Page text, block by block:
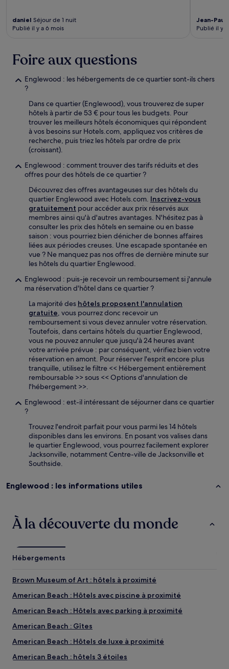
daniel Séjour de 1 nuit
Publié il y a 6 mois
Jean-Paul
Publié il y
Foire aux questions
Englewood : les hébergements de ce quartier sont-ils chers
?
Dans ce quartier (Englewood), vous trouverez de super
hôtels à partir de 53 € pour tous les budgets. Pour
trouver les meilleurs hôtels économiques qui répondent
à vos besoins sur Hotels.com, appliquez vos critères de
recherche, puis triez les hôtels par ordre de prix
(croissant).
Englewood : comment trouver des tarifs réduits et des
offres pour des hôtels de ce quartier ?
Découvrez des offres avantageuses sur des hôtels du
quartier Englewood avec Hotels.com. Inscrivez-vous
gratuitement pour accéder aux prix réservés aux
membres ainsi qu'à d'autres avantages. N'hésitez pas à
consulter les prix des hôtels en semaine ou en basse
saison : vous pourriez bien dénicher de bonnes affaires
liées aux périodes creuses. Une escapade spontanée en
vue ? Ne manquez pas nos offres de dernière minute sur
les hôtels du quartier Englewood.
Englewood : puis-je recevoir un remboursement si j'annule
ma réservation d'hôtel dans ce quartier ?
La majorité des hôtels proposent l'annulation
gratuite, vous pourrez donc recevoir un
remboursement si vous devez annuler votre réservation.
Toutefois, dans certains hôtels du quartier Englewood,
vous ne pouvez annuler que jusqu'à 24 heures avant
votre arrivée prévue : par conséquent, vérifiez bien votre
réservation en amont. Pour réserver l'esprit encore plus
tranquille, utilisez le filtre << Hébergement entièrement
remboursable >> sous << Options d'annulation de
l'hébergement >>.
Englewood : est-il intéressant de séjourner dans ce quartier
?
Trouvez l'endroit parfait pour vous parmi les 14 hôtels
disponibles dans les environs. En posant vos valises dans
le quartier Englewood, vous pourrez facilement explorer
Jacksonville, notamment Centre-ville de Jacksonville et
Southside.
Englewood : les informations utiles
À la découverte du monde
Hébergements
Brown Museum of Art : hôtels à proximité
American Beach : Hôtels avec piscine à proximité
American Beach : Hôtels avec parking à proximité
American Beach : Gîtes
American Beach : Hôtels de luxe à proximité
American Beach : hôtels 3 étoiles